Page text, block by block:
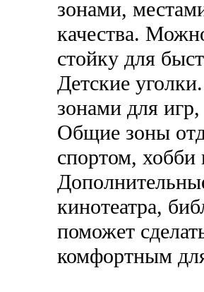
зонами,
качества.
стойку для
Детские
зонами для
Общие зоны
спортом, хобби
кинотеатра,
поможет
комфортным